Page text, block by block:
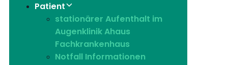
Patient
stationärer Aufenthalt im
Augenklinik Ahaus
Fachkrankenhaus
Notfall Informationen